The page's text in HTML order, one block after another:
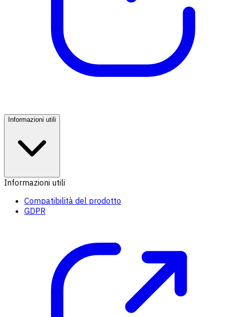
Informazioni utili
Informazioni utili
Compatibilità del prodotto
GDPR